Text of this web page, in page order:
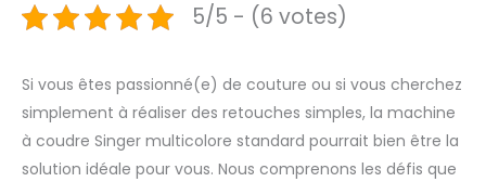
5/5 - (6 votes)
Si vous êtes passionné(e) de couture ou si vous cherchez
simplement à réaliser des retouches simples, la machine
à coudre Singer multicolore standard pourrait bien être la
solution idéale pour vous. Nous comprenons les défis que